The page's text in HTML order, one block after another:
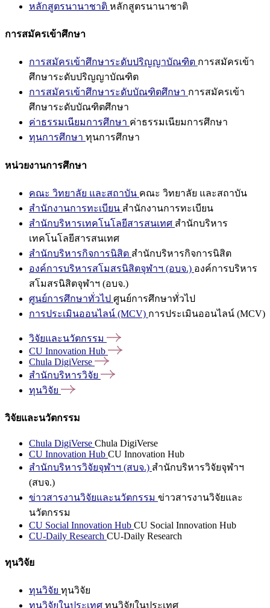
หลักสูตรนานาชาติ หลักสูตรนานาชาติ
การสมัครเข้าศึกษา
การสมัครเข้าศึกษาระดับปริญญาบัณฑิต การสมัครเข้า
ศึกษาระดับปริญญาบัณฑิต
การสมัครเข้าศึกษาระดับบัณฑิตศึกษา การสมัครเข้า
ศึกษาระดับบัณฑิตศึกษา
ค่าธรรมเนียมการศึกษา ค่าธรรมเนียมการศึกษา
ทุนการศึกษา ทุนการศึกษา
หน่วยงานการศึกษา
คณะ วิทยาลัย และสถาบัน คณะ วิทยาลัย และสถาบัน
สำนักงานการทะเบียน สำนักงานการทะเบียน
สำนักบริหารเทคโนโลยีสารสนเทศ สำนักบริหาร
เทคโนโลยีสารสนเทศ
สำนักบริหารกิจการนิสิต สำนักบริหารกิจการนิสิต
องค์การบริหารสโมสรนิสิตจุฬาฯ (อบจ.) องค์การบริหาร
สโมสรนิสิตจุฬาฯ (อบจ.)
ศูนย์การศึกษาทั่วไป ศูนย์การศึกษาทั่วไป
การประเมินออนไลน์ (MCV) การประเมินออนไลน์ (MCV)
วิจัยและนวัตกรรม
CU Innovation Hub
Chula DigiVerse
สำนักบริหารวิจัย
ทุนวิจัย
วิจัยและนวัตกรรม
Chula DigiVerse Chula DigiVerse
CU Innovation Hub CU Innovation Hub
สำนักบริหารวิจัยจุฬาฯ (สบจ.) สำนักบริหารวิจัยจุฬาฯ
(สบจ.)
ข่าวสารงานวิจัยและนวัตกรรม ข่าวสารงานวิจัยและ
นวัตกรรม
CU Social Innovation Hub CU Social Innovation Hub
CU-Daily Research CU-Daily Research
ทุนวิจัย
ทุนวิจัย ทุนวิจัย
ทุนวิจัยในประเทศ ทุนวิจัยในประเทศ